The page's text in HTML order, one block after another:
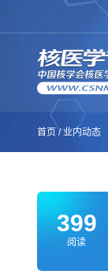
首页 /业内动态
399
阅读